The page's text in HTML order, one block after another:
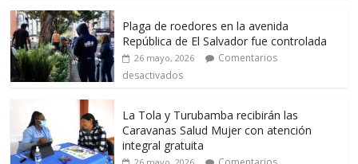
Plaga de roedores en la avenida
República de El Salvador fue controlada
26 mayo, 2026
Comentarios
desactivados
La Tola y Turubamba recibirán las
Caravanas Salud Mujer con atención
integral gratuita